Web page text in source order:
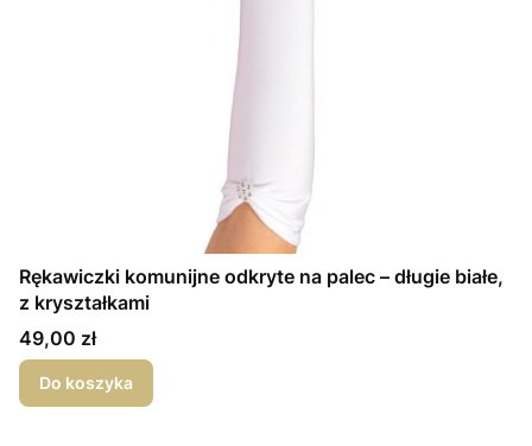
Rękawiczki komunijne odkryte na palec – długie białe,
z kryształkami
Cena
49,00 zł
Do koszyka